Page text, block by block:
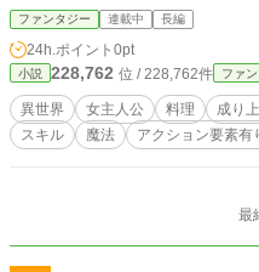
もりを忘れた王国にとって、彼女の料理は“薬”
るはずだった令嬢は辺境の修道院で何を成すのか。 これ
隠し味程度の愛を武器に、歪んだ国
語。
ファンタジー 連載中 長編
24h.ポイント 0pt
小説 228,762 位 / 228,762件 ファ
異世界 女主人公 料理 成り
スキル
魔法 アクション要素有
最